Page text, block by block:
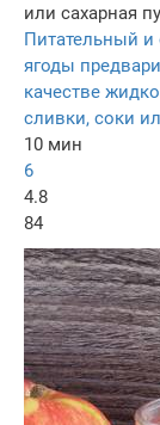
или сахарная
Питательный и
ягоды
качестве
сливки, соки
10 мин
6
4.8
84